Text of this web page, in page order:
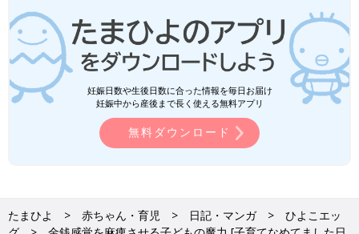
妊娠日数や生後日数に合った情報を毎日お届け
妊娠中から産後まで長く使える無料アプリ
無料ダウンロード
たまひよ 赤ちゃん・育児 日記・マンガ
ひよこエッ